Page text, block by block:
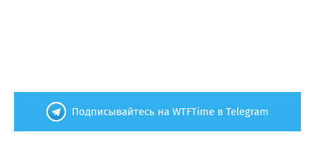
Подписывайтесь на WTFTime в Telegram